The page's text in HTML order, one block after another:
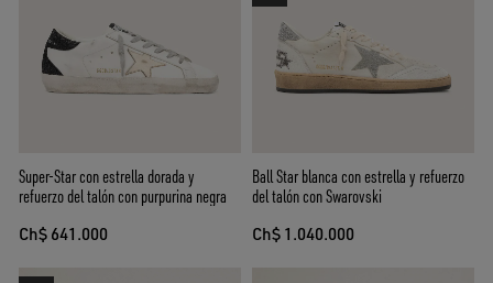
Super-Star con estrella dorada y
refuerzo del talón con purpurina negra
Ch$ 641.000
Ball Star blanca con estrella y refuerzo
del talón con Swarovski
Ch$ 1.040.000